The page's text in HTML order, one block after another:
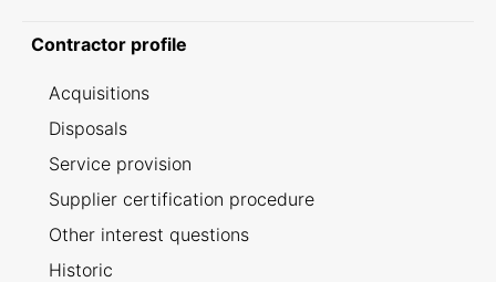
Contractor profile
Acquisitions
Disposals
Service provision
Supplier certification procedure
Other interest questions
Historic